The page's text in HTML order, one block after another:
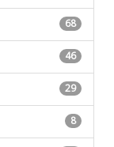
68
46
29
8